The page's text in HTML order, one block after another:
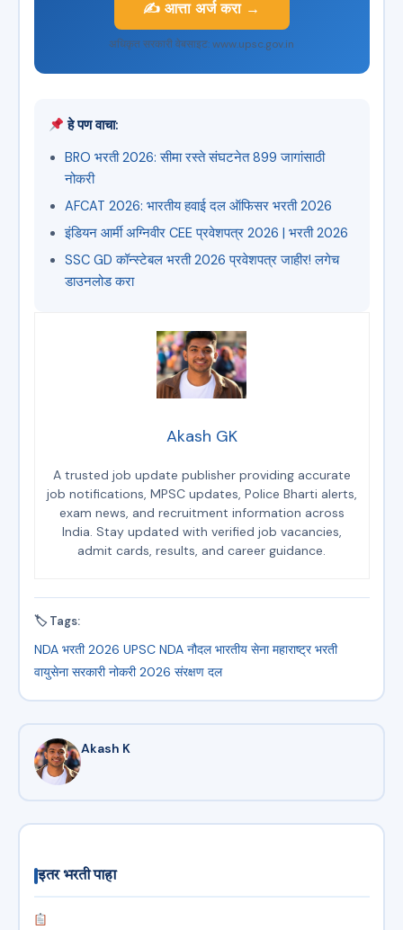
✍️ आत्ता अर्ज करा →
अधिकृत सरकारी वेबसाइट: www.upsc.gov.in
हे पण वाचा:
BRO भरती 2026: सीमा रस्ते संघटनेत 899 जागांसाठी
नोकरी
AFCAT 2026: भारतीय हवाई दल ऑफिसर भरती 2026
इंडियन आर्मी अग्निवीर CEE प्रवेशपत्र 2026 | भरती 2026
SSC GD कॉन्स्टेबल भरती 2026 प्रवेशपत्र जाहीर! लगेच
डाउनलोड करा
Akash GK
A trusted job update publisher providing accurate
job notifications, MPSC updates, Police Bharti alerts,
exam news, and recruitment information across
India. Stay updated with verified job vacancies,
admit cards, results, and career guidance.
🏷 Tags:
NDA भरती 2026 UPSC NDA नौदल भारतीय सेना महाराष्ट्र भरती
वायुसेना सरकारी नोकरी 2026 संरक्षण दल
Akash K
इतर भरती पाहा